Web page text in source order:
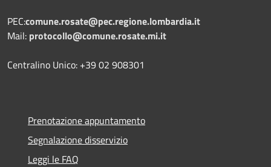
PEC:comune.rosate@pec.regione.lombardia.it
Mail: protocollo@comune.rosate.mi.it
Centralino Unico: +39 02 908301
Prenotazione appuntamento
Segnalazione disservizio
Leggi le FAQ